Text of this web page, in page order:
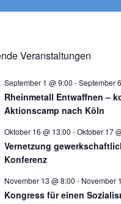
Veranstaltungen
September 1 @ 9:00 -September
Rheinmetall Entwaffnen –
Aktionscamp nach Köln
Oktober 16 @ 13:00 -Oktober 17
Vernetzung
Konferenz
November 13 @ 8:00 - November
Kongress für einen